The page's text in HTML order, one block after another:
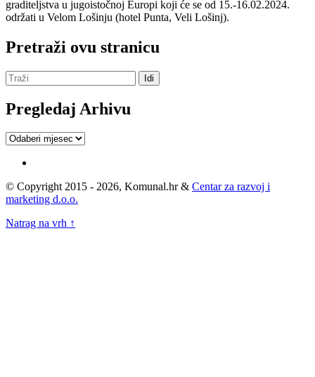
graditeljstva u jugoistočnoj Europi koji će se od 15.-16.02.2024.
održati u Velom Lošinju (hotel Punta, Veli Lošinj).
Pretraži ovu stranicu
Pregledaj Arhivu
Pregledaj
© Copyright 2015 - 2026, Komunal.hr & Centar za razvoj i
marketing d.o.o.
Natrag na vrh ↑